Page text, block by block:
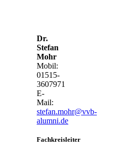
Dr.
Stefan
Mohr
Mobil:
01515-
3607971
E-
Mail:
stefan.mohr@vvb-
alumni.de
Fachkreisleiter